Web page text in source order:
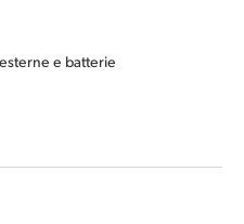
e batterie